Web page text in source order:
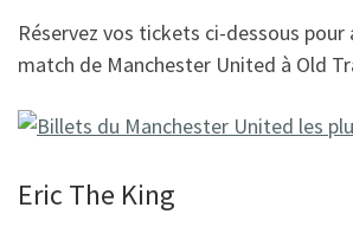
Réservez vos tickets ci-dessous pour
match de Manchester United à Old
Eric The King